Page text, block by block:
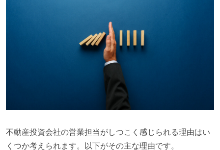
不動産投資会社の営業担当がしつこく感じられる理由はい
くつか考えられます。以下がその主な理由です。